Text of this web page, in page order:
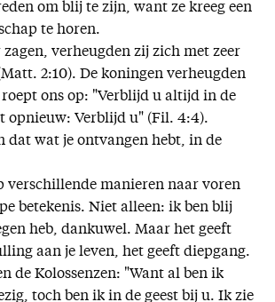
om blij te zijn, want ze kreeg een
te horen.
zagen, verheugden zij zich met zeer
2:10). De koningen verheugden
ons op: "Verblijd u altijd in de
opnieuw: Verblijd u" (Fil. 4:4).
dat wat je ontvangen hebt, in de
verschillende manieren naar voren
betekenis. Niet alleen: ik ben blij
heb, dankuwel. Maar het geeft
aan je leven, het geeft diepgang.
de Kolossenzen: "Want al ben ik
toch ben ik in de geest bij u. Ik zie